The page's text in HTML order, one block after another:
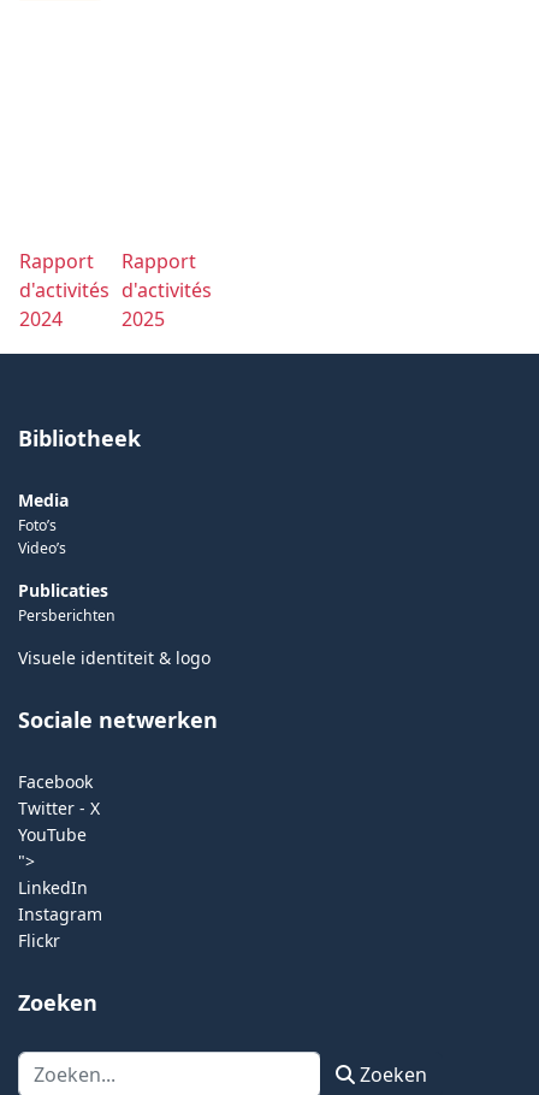
Rapport
d'activités
2024
Rapport
d'activités
2025
Bibliotheek
Media
Foto’s
Video’s
Publicaties
Persberichten
Visuele identiteit & logo
Sociale netwerken
Facebook
Twitter - X
YouTube
">
LinkedIn
Instagram
Flickr
Zoeken
Zoeken Zoeken